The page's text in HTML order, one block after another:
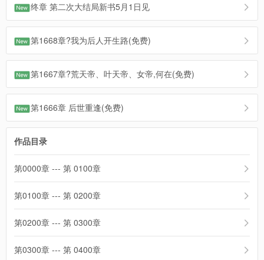
终章 第二次大结局新书5月1日见
第1668章?我为后人开生路(免费)
第1667章?荒天帝、叶天帝、女帝,何在(免费)
第1666章 后世重逢(免费)
作品目录
第0000章 --- 第 0100章
第0100章 --- 第 0200章
第0200章 --- 第 0300章
第0300章 --- 第 0400章